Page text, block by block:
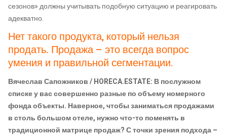
сезонов» должны учитывать подобную ситуацию и реагировать
адекватно.
Нет такого продукта, который нельзя
продать. Продажа – это всегда вопрос
умения и правильной сегментации.
Вячеслав Сапожников / HORECA.ESTATE: В послужном
списке у вас совершенно разные по объему номерного
фонда объекты. Наверное, чтобы заниматься продажами
в столь большом отеле, нужно что-то поменять в
традиционной матрице продаж? С точки зрения подхода –